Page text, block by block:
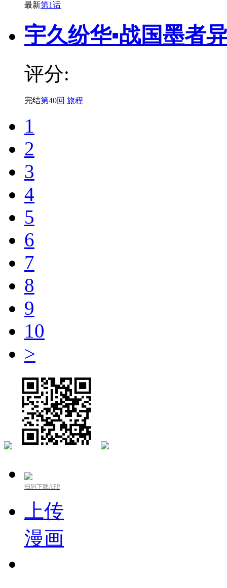
最新第1话
宇久纷华▪战国墨者
评分:
完结第40回 旅程
1
2
3
4
5
6
7
8
9
10
>
扫码下载APP
上传
漫画